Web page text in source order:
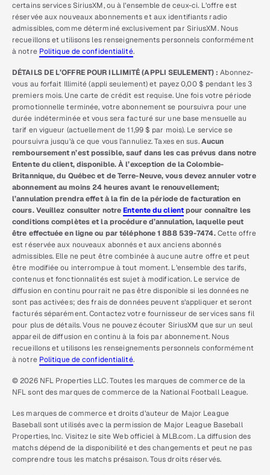
certains services SiriusXM, ou à l’ensemble de ceux-ci. L’offre est
réservée aux nouveaux abonnements et aux identifiants radio
admissibles, comme déterminé exclusivement par SiriusXM. Nous
recueillons et utilisons les renseignements personnels conformément
à notre Politique de confidentialité.
DÉTAILS DE L’OFFRE POUR ILLIMITÉ (APPLI SEULEMENT) : Abonnez-
vous au forfait Illimité (appli seulement) et payez 0,00 $ pendant les 3
premiers mois. Une carte de crédit est requise. Une fois votre période
promotionnelle terminée, votre abonnement se poursuivra pour une
durée indéterminée et vous sera facturé sur une base mensuelle au
tarif en vigueur (actuellement de 11,99 $ par mois). Le service se
poursuivra jusqu’à ce que vous l’annuliez. Taxes en sus.Aucun
remboursement n’est possible, sauf dans les cas prévus dans notre
Entente du client, disponible. À l’exception de la Colombie-
Britannique, du Québec et de Terre-Neuve, vous devez annuler votre
abonnement au moins 24 heures avant le renouvellement;
l’annulation prendra effet à la fin de la période de facturation en
cours. Veuillez consulter notreEntente du clientpour connaître les
conditions complètes et la procédure d’annulation, laquelle peut
être effectuée en ligne ou par téléphone 1 888 539-7474.Cette offre
est réservée aux nouveaux abonnés et aux anciens abonnés
admissibles. Elle ne peut être combinée à aucune autre offre et peut
être modifiée ou interrompue à tout moment. L’ensemble des tarifs,
contenus et fonctionnalités est sujet à modification. Le service de
diffusion en continu pourrait ne pas être disponible si les données ne
sont pas activées; des frais de données peuvent s’appliquer et seront
facturés séparément. Contactez votre fournisseur de services sans fil
pour plus de détails. Vous ne pouvez écouter SiriusXM que sur un seul
appareil de diffusion en continu à la fois par abonnement. Nous
recueillons et utilisons les renseignements personnels conformément
à notre Politique de confidentialité.
© 2026 NFL Properties LLC. Toutes les marques de commerce de la
NFL sont des marques de commerce de la National Football League.
Les marques de commerce et droits d’auteur de Major League
Baseball sont utilisés avec la permission de Major League Baseball
Properties, Inc. Visitez le site Web officiel à MLB.com. La diffusion des
matchs dépend de la disponibilité et des changements et peut ne pas
comprendre tous les matchs présaison. Tous droits réservés.